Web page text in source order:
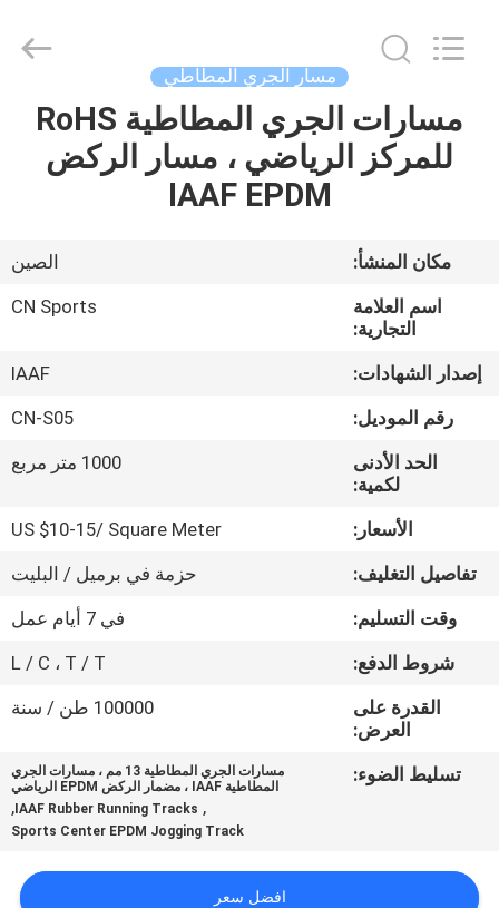
مسكن
معلومات
جولة
المعمل
مراقبة
الجودة
اتصل
اقتباس
الموقع
Materials
مسار الجري المطاطي
مسارات الجري المطاطية RoHS
للمركز الرياضي ، مسار الركض
IAAF EPDM
مكان المنشأ:
الصين
اسم العلامة
التجارية:
CN Sports
إصدار الشهادات:
IAAF
رقم الموديل:
CN-S05
الحد الأدنى
لكمية:
1000 متر مربع
الأسعار:
US $10-15/ Square Meter
تفاصيل التغليف:
حزمة في برميل / البليت
وقت التسليم:
في 7 أيام عمل
شروط الدفع:
L / C ، T / T
القدرة على
العرض:
100000 طن / سنة
تسليط الضوء:
مسارات الجري المطاطية 13 مم ، مسارات الجري
المطاطية IAAF ، مضمار الركض EPDM الرياضي
,
IAAF Rubber Running Tracks
,
Sports Center EPDM Jogging Track
افضل سعر